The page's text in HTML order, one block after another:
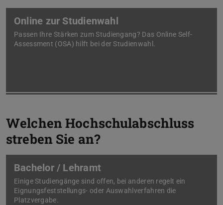
Online zur Studienwahl
Passen Ihre Stärken zum Studiengang? Das Online Self-
Assessment (OSA) hilft bei der Studienwahl.
Welchen Hochschulabschluss
streben Sie an?
Bachelor / Lehramt
Einige Studiengänge sind offen, bei anderen regelt ein
Eignungsfeststellungs- oder Auswahlverfahren die
Platzvergabe.